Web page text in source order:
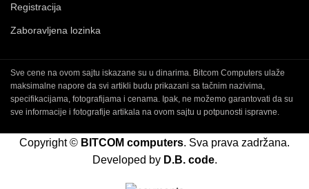
Registracija
Zaboravljena lozinka
Sve cene na ovom sajtu iskazane su u dinarima. Bitcom Computers ulaže
maksimalne napore da svi artikli budu prikazani sa tačnim nazivima,
specifikacijama, fotografijama i cenama. Ipak, ne možemo garantovati da su
sve informacije i fotografije artikala na ovom sajtu u potpunosti ispravne.
Copyright © BITCOM computers. Sva prava zadržana.
Developed by D.B. code.